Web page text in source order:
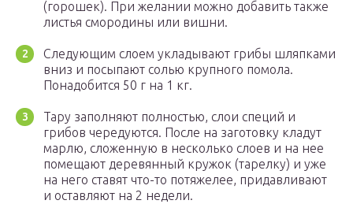
(горошек). При желании можно добавить также
листья смородины или вишни.
Следующим слоем укладывают грибы шляпками
вниз и посыпают солью крупного помола.
Понадобится 50 г на 1 кг.
Тару заполняют полностью, слои специй и
грибов чередуются. После на заготовку кладут
марлю, сложенную в несколько слоев и на нее
помещают деревянный кружок (тарелку) и уже
на него ставят что-то потяжелее, придавливают
и оставляют на 2 недели.